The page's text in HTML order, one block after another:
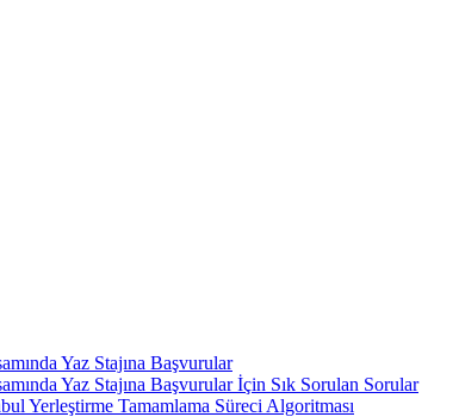
Yaz Stajına Başvurular
Yaz Stajına Başvurular İçin Sık Sorulan Sorular
Yerleştirme Tamamlama Süreci Algoritması